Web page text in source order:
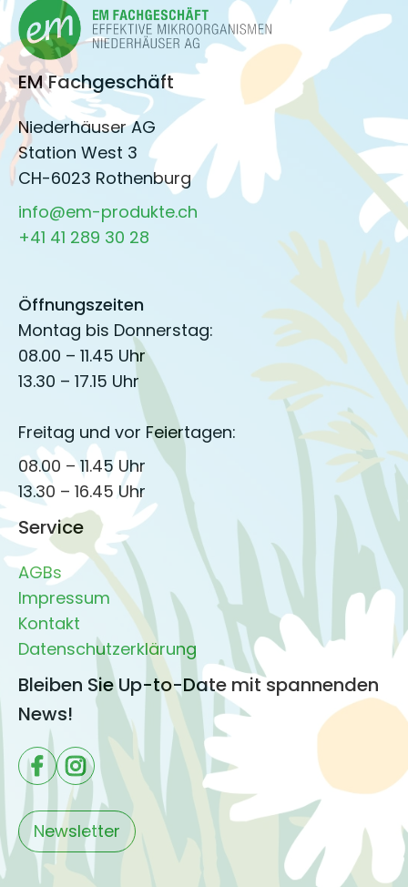
EM Fachgeschäft
Niederhäuser AG
Station West 3
CH-6023 Rothenburg
info@em-produkte.ch
+41 41 289 30 28
Öffnungszeiten
Montag bis Donnerstag:
08.00 – 11.45 Uhr
13.30 – 17.15 Uhr
Freitag und vor Feiertagen:
08.00 – 11.45 Uhr
13.30 – 16.45 Uhr
Service
AGBs
Impressum
Kontakt
Datenschutzerklärung
Bleiben Sie Up-to-Date mit spannenden
News!
Newsletter